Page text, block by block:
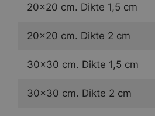
20×20 cm. Dikte 1,5 cm
20×20 cm. Dikte 2 cm
30×30 cm. Dikte 1,5 cm
30×30 cm. Dikte 2 cm